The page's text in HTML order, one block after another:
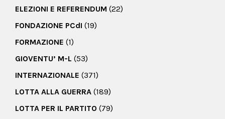
ELEZIONI E REFERENDUM (22)
FONDAZIONE PCdI (19)
FORMAZIONE (1)
GIOVENTU’ M-L (53)
INTERNAZIONALE (371)
LOTTA ALLA GUERRA (189)
LOTTA PER IL PARTITO (79)